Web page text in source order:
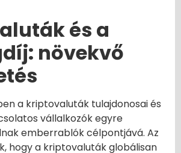
és a
növekvő
a kriptovaluták tulajdonosai és
vállalkozók egyre
emberrablók célpontjává. Az
hogy a kriptovaluták globálisan